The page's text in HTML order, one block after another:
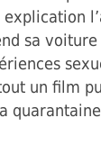
sa
un film